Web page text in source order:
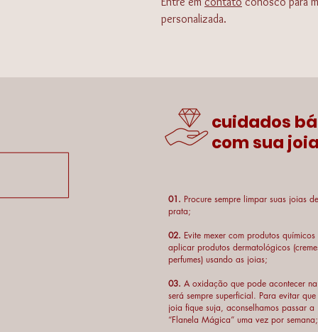
personalizada.
cuidados
com sua
01. Procure sempre limpar suas joias de
prata;
02. Evite mexer com produtos químicos
aplicar produtos dermatológicos
perfumes) usando as joias;
03. A oxidação que pode acontecer
será sempre superficial. Para evitar
joia fique suja, aconselhamos passar a
“Flanela Mágica” uma vez por semana;